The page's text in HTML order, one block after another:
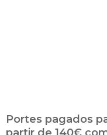
Portes pagados